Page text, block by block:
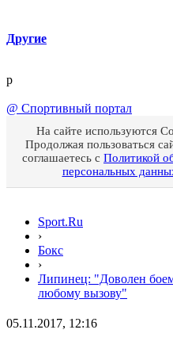
Другие
p
@ Спортивный портал
На сайте используются
Продолжая пользоваться
соглашаетесь с Политикой
персональных
Sport.Ru
›
Бокс
›
Липинец: "Доволен
любому вызову"
05.11.2017, 12:16